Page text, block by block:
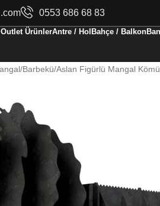
0553 686 68 83
Outlet ÜrünlerAntre / Hol Bahçe / Balkon
Barbekü Aslan Figürlü Mangal